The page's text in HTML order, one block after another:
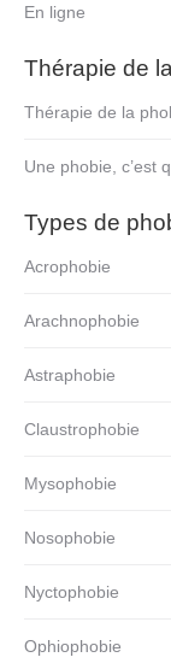
En ligne
Thérapie de
Thérapie de la
Une phobie, c’est
Types de
Acrophobie
Arachnophobie
Astraphobie
Claustrophobie
Mysophobie
Nosophobie
Nyctophobie
Ophiophobie